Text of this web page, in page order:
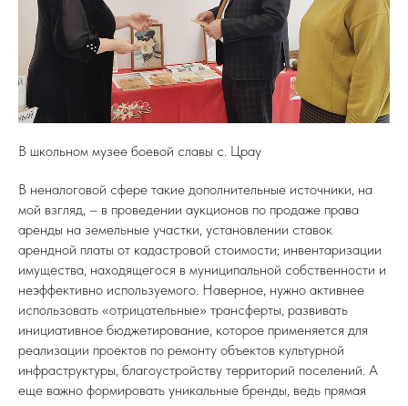
В школьном музее боевой славы с. Црау
В неналоговой сфере такие дополнительные источники, на
мой взгляд, – в проведении аукционов по продаже права
аренды на земельные участки, установлении ставок
арендной платы от кадастровой стоимости; инвентаризации
имущества, находящегося в муниципальной собственности и
неэффективно используемого. Наверное, нужно активнее
использовать «отрицательные» трансферты, развивать
инициативное бюджетирование, которое применяется для
реализации проектов по ремонту объектов культурной
инфраструктуры, благоустройству территорий поселений. А
еще важно формировать уникальные бренды, ведь прямая